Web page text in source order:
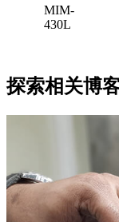
MIM-
430L
探索相关博